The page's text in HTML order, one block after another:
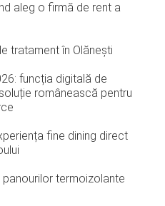
aleg o firmă de rent a
tratament în Olănești
funcția digitală de
românească pentru
fine dining direct
termoizolante